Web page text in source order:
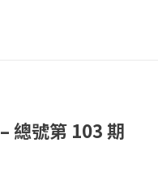
總號第 103 期